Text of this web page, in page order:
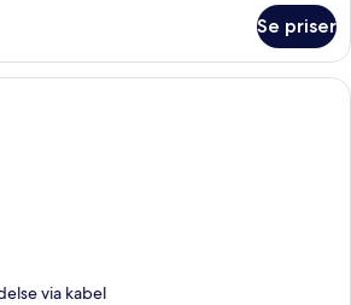
Se priser
Et hotelværelse med en stor seng,
via kabel